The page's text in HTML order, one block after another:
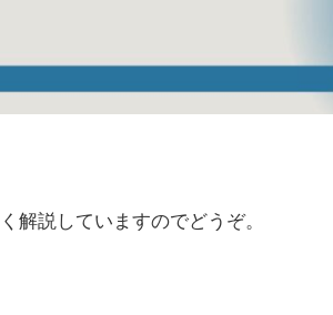
解説していますのでどうぞ。